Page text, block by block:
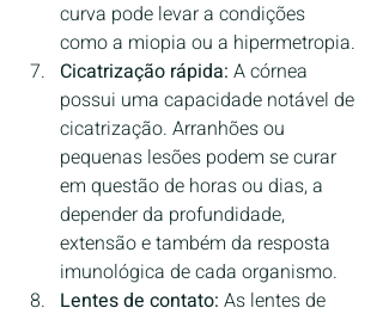
curva pode levar a condições
como a miopia ou a hipermetropia.
Cicatrização rápida: A córnea
possui uma capacidade notável de
cicatrização. Arranhões ou
pequenas lesões podem se curar
em questão de horas ou dias, a
depender da profundidade,
extensão e também da resposta
imunológica de cada organismo.
Lentes de contato: As lentes de